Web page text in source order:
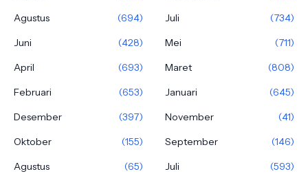
Agustus
(694) Juli
(734)
Juni
(428) Mei
(711)
April
(693) Maret
(808)
Februari
(653) Januari
(645)
Desember
(397) November
(41)
Oktober
(155) September
(146)
Agustus
(65) Juli
(593)